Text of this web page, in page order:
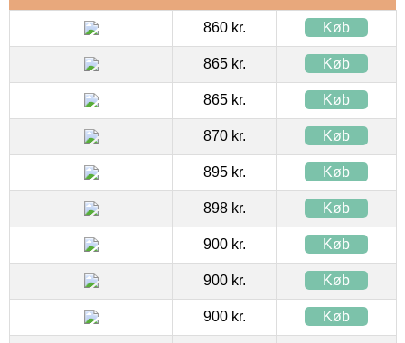
860 kr. Køb
865 kr. Køb
865 kr. Køb
870 kr. Køb
895 kr. Køb
898 kr. Køb
900 kr. Køb
900 kr. Køb
900 kr. Køb